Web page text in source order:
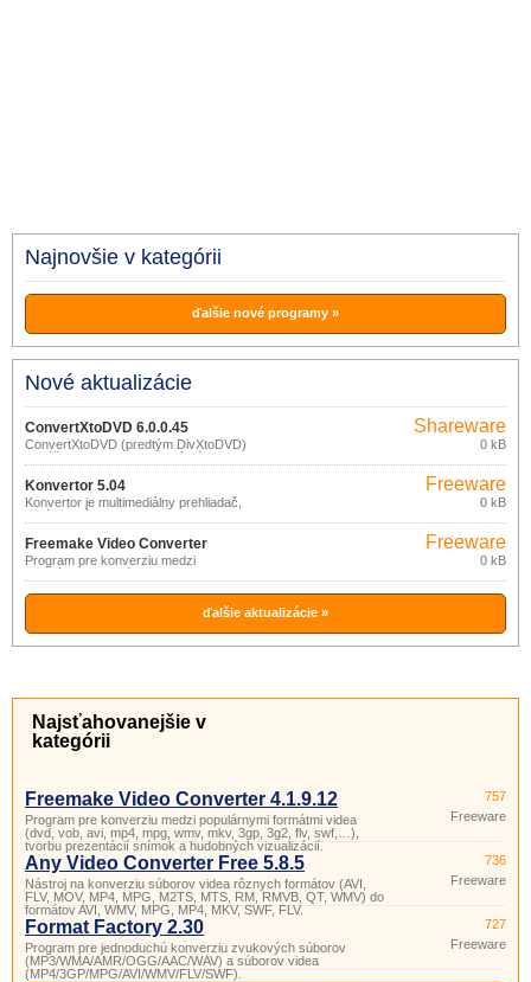
Najnovšie v kategórii
ďalšie nové programy »
Nové aktualizácie
ConvertXtoDVD 6.0.0.45
ConvertXtoDVD (predtým DivXtoDVD)
dokáže konvertovať filmové súbory radu
formátov (DivX, Xvid, Mov, Vob, Mpeg,
Mpeg4, avi, wmv, dv) do štruktúry
súborov pre vypálenie na DVD disk,
ktorý je možné prehrávať na bežnom
DVD prehrávači.
Shareware
0 kB
Konvertor 5.04
Konvertor je multimediálny prehliadač,
správca súborov a konvertor pre prevod
zvukových, textových, grafických a
video súborov medzi rôznymi formátmi.
Freeware
0 kB
Freemake Video Converter
4.1.9.12
Program pre konverziu medzi
populárnymi formátmi videa (dvd, vob,
avi, mp4, mpg, wmv, mkv, 3gp, 3g2, flv,
swf,…), tvorbu prezentácií snímok a
Freeware
0 kB
ďalšie aktualizácie »
Najsťahovanejšie v
kategórii
Freemake Video Converter 4.1.9.12
Program pre konverziu medzi populárnymi formátmi videa
(dvd, vob, avi, mp4, mpg, wmv, mkv, 3gp, 3g2, flv, swf,…),
tvorbu prezentácií snímok a hudobných vizualizácií.
757
Freeware
Any Video Converter Free 5.8.5
Nástroj na konverziu súborov videa rôznych formátov (AVI,
FLV, MOV, MP4, MPG, M2TS, MTS, RM, RMVB, QT, WMV) do
formátov AVI, WMV, MPG, MP4, MKV, SWF, FLV.
736
Freeware
Format Factory 2.30
Program pre jednoduchú konverziu zvukových súborov
(MP3/WMA/AMR/OGG/AAC/WAV) a súborov videa
(MP4/3GP/MPG/AVI/WMV/FLV/SWF).
727
Freeware